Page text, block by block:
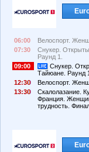
06:00
Велоспорт.
07:30
Снукер.
Раунд 1.
09:00
Снукер.
Тайюане. Раунд
12:3
Велоспорт.
13:3
Скалолазание.
Франция.
трудность.